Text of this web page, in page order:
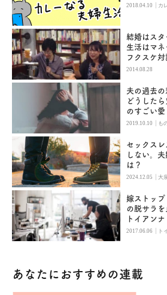
2018.04.10 | カ
結婚はスタ
生活はマ
フクスケ対
2014.08.28
夫の過去の
どうした
のすごい愛
2019.10.10 | も
セックス
しない。
は？
2024.12.05 |大
嫁ストップ
の脱サラ
トイアンナ
2017.06.06 | ト
あなたにおすすめの連載